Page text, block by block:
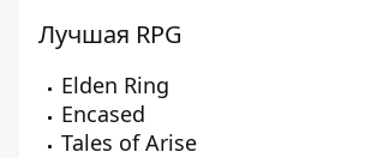
Лучшая RPG
Elden Ring
Encased
Tales of Arise